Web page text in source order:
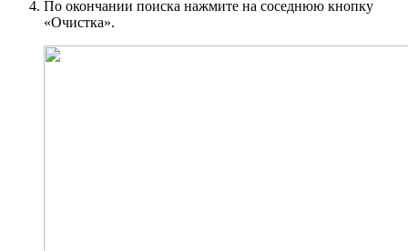
По окончании поиска нажмите на соседнюю кнопку
«Очистка».